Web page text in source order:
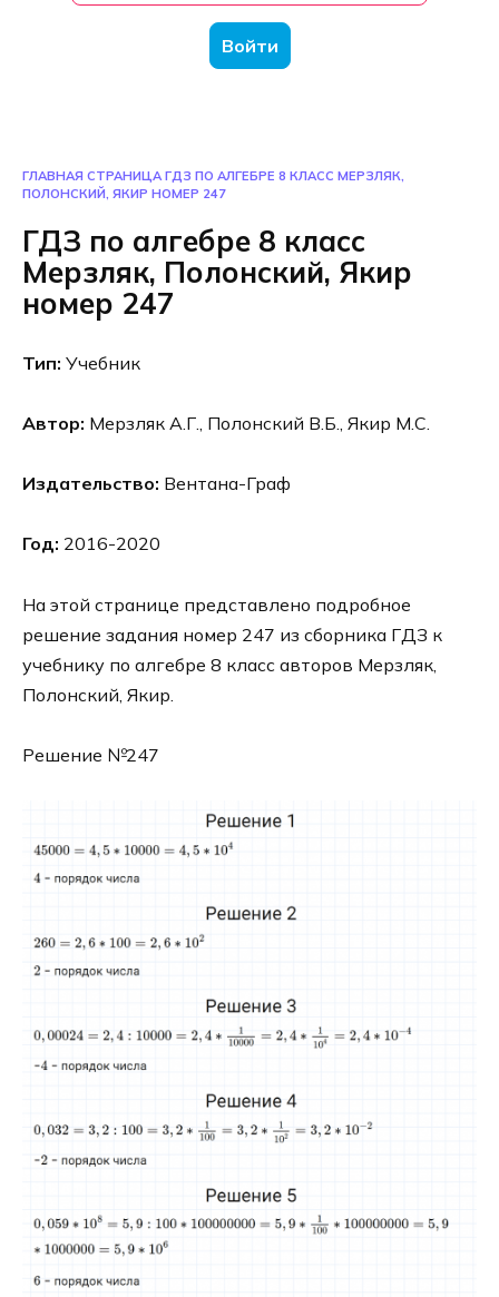
Войти
ГЛАВНАЯ СТРАНИЦА ГДЗ ПО АЛГЕБРЕ 8 КЛАСС МЕРЗЛЯК,
ПОЛОНСКИЙ, ЯКИР НОМЕР 247
ГДЗ по алгебре 8 класс
Мерзляк, Полонский, Якир
номер 247
Тип: Учебник
Автор: Мерзляк А.Г., Полонский В.Б., Якир М.С.
Издательство: Вентана-Граф
Год: 2016-2020
На этой странице представлено подробное
решение задания номер 247 из сборника ГДЗ к
учебнику по алгебре 8 класс авторов Мерзляк,
Полонский, Якир.
Решение №247